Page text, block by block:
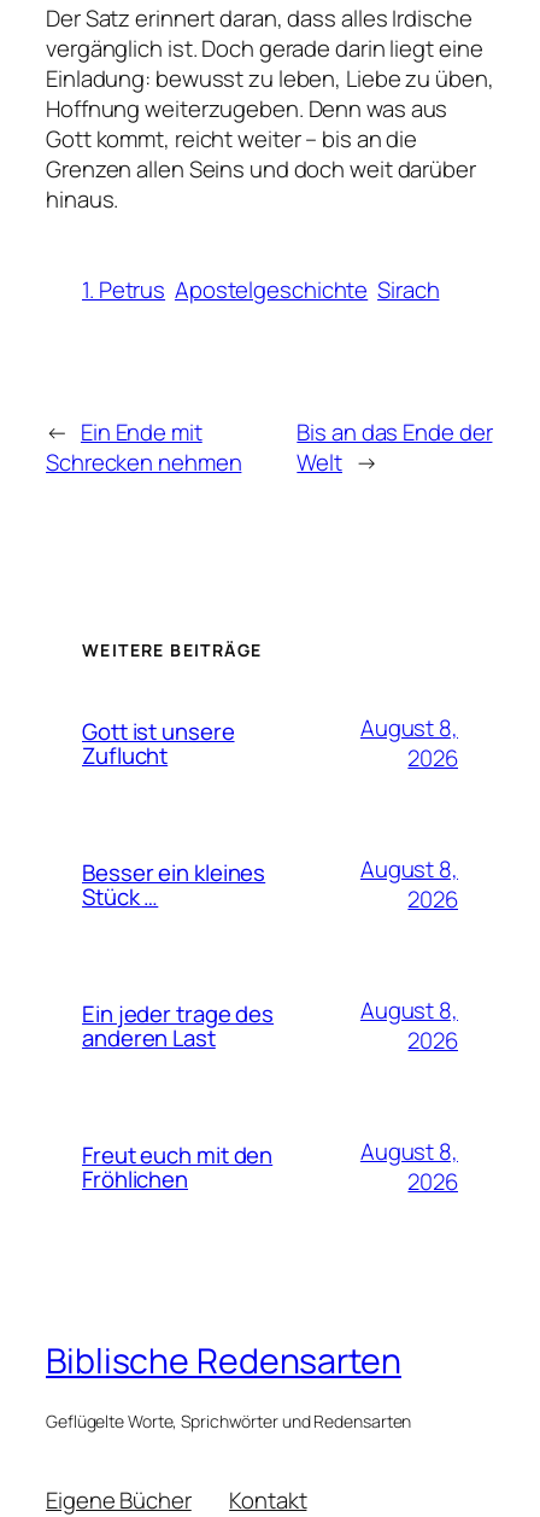
Der Satz erinnert daran, dass alles Irdische
vergänglich ist. Doch gerade darin liegt eine
Einladung: bewusst zu leben, Liebe zu üben,
Hoffnung weiterzugeben. Denn was aus
Gott kommt, reicht weiter – bis an die
Grenzen allen Seins und doch weit darüber
hinaus.
1. Petrus Apostelgeschichte Sirach
← Ein Ende mit
Schrecken nehmen
Bis an das Ende der
Welt →
WEITERE BEITRÄGE
Gott ist unsere
Zuflucht
August 8,
2026
Besser ein kleines
Stück …
August 8,
2026
Ein jeder trage des
anderen Last
August 8,
2026
Freut euch mit den
Fröhlichen
August 8,
2026
Biblische Redensarten
Geflügelte Worte, Sprichwörter und Redensarten
Eigene Bücher
Kontakt